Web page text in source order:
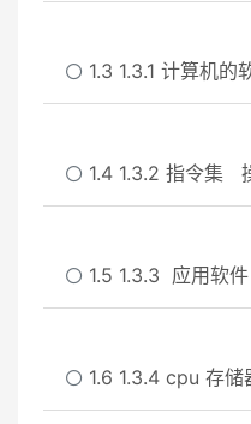
1.3 1.3.1 计算机的
1.4 1.3.2 指令集
1.5 1.3.3 应用软件
1.6 1.3.4 cpu 存储